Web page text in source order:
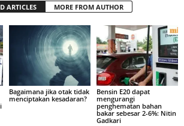
ARTICLES MORE FROM AUTHOR
Bagaimana jika otak tidak
menciptakan kesadaran?
Bensin E20 dapat
mengurangi
penghematan bahan
bakar sebesar 2-6%: Nitin
Gadkari